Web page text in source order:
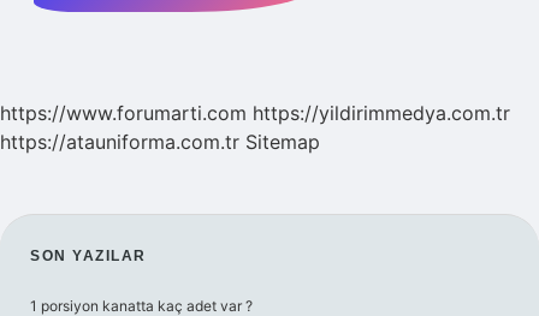
https://www.forumarti.com https://yildirimmedya.com.tr
https://atauniforma.com.tr Sitemap
SIDEBAR
SON YAZILAR
1 porsiyon kanatta kaç adet var ?